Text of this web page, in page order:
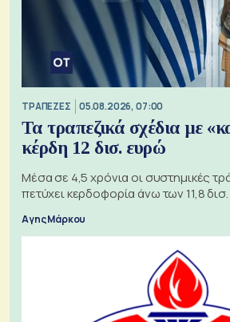
ΤΡΑΠΕΖΕΣ 05.08.2026, 07:00
Τα τραπεζικά σχέδια με
κέρδη 12 δισ. ευρώ
Μέσα σε 4,5 χρόνια οι συστημικές
πετύχει κερδοφορία άνω των 11,8
Αγης Μάρκου